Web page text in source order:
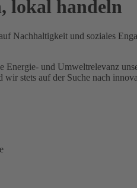
lokal handeln
Nachhaltigkeit und soziales
und Umweltrelevanz
stets auf der Suche nach